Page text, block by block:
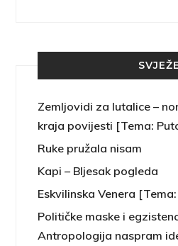
SVJEŽE
Zemljovidi za lutalice –
kraja povijesti [Tema:
Ruke pružala nisam
Kapi – Bljesak pogleda
Eskvilinska Venera
Političke maske i
Antropologija naspram